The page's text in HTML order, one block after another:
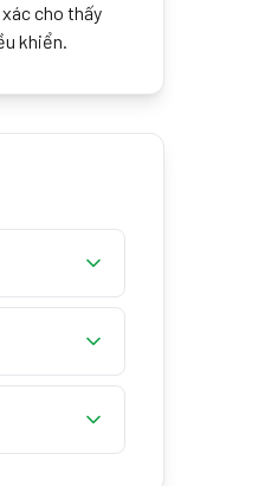
cho thấy
khiển.
hướng,
con lăn